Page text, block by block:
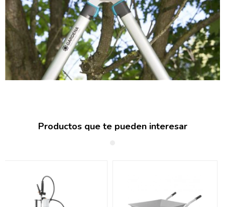
Productos que te pueden interesar